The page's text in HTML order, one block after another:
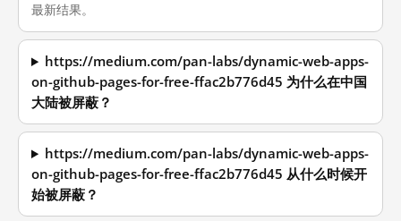
最新结果。
https://medium.com/pan-labs/dynamic-web-apps-
on-github-pages-for-free-ffac2b776d45 为什么在中国
大陆被屏蔽？
https://medium.com/pan-labs/dynamic-web-apps-
on-github-pages-for-free-ffac2b776d45 从什么时候开
始被屏蔽？